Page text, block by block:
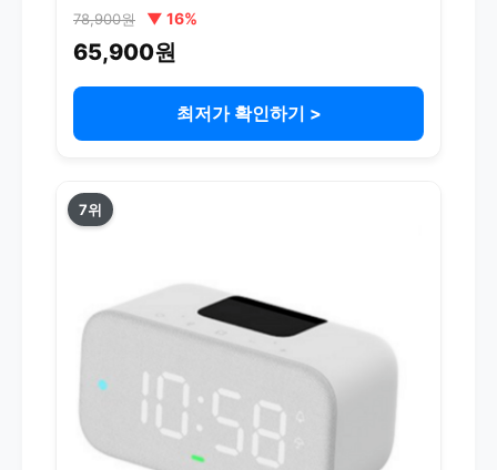
78,900원 ▼ 16%
65,900원
최저가 확인하기 >
7위